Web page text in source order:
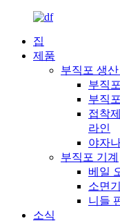
집
제품
부직포 생
부직
부직
접착
라인
야자
부직포 기계
베일
소면기
니들
소식